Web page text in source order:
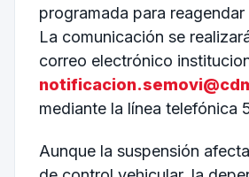
programada para reagendar
La comunicación se
correo electrónico
mediante la línea telefónica
Aunque la suspensión